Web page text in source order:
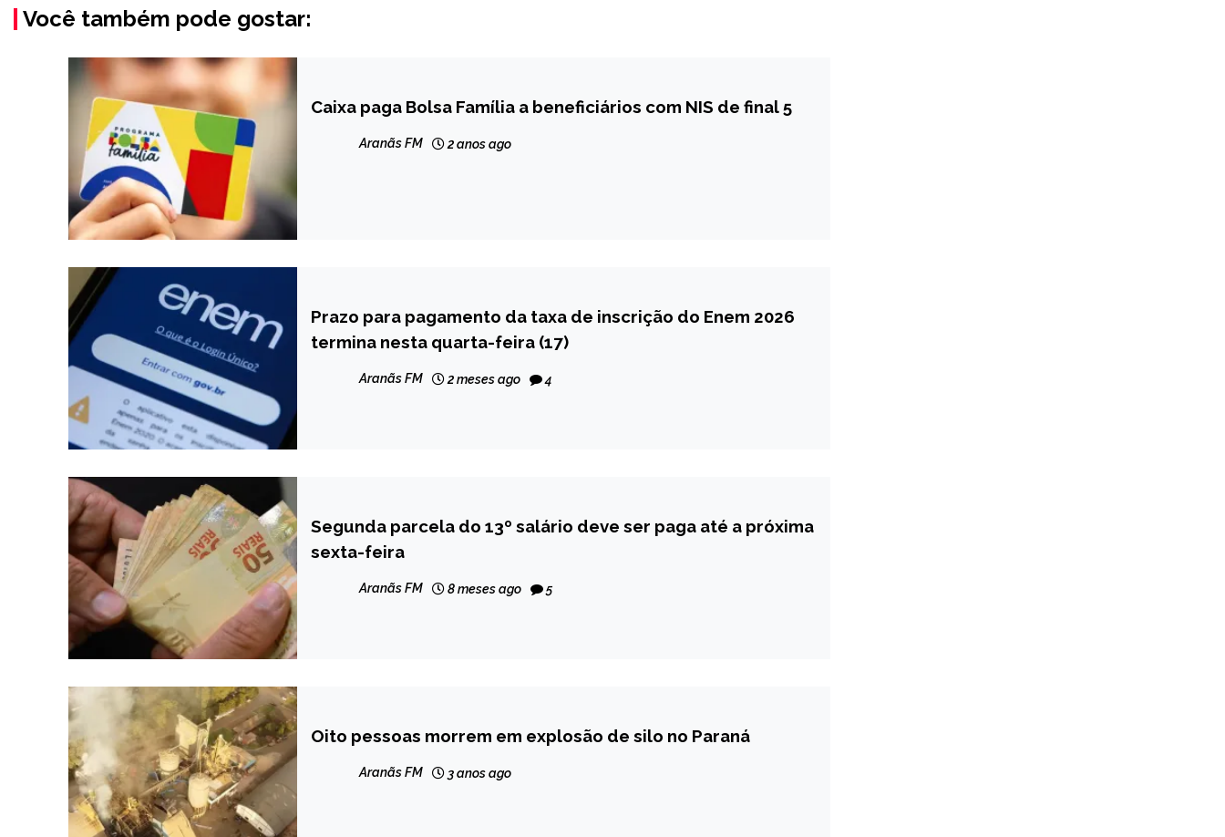
Você também pode gostar:
BRASIL
NOTÍCIAS
Caixa paga Bolsa Família a beneficiários com NIS de final 5
Aranãs FM 2 anos ago
BRASIL
NOTÍCIAS
Prazo para pagamento da taxa de inscrição do Enem 2026
termina nesta quarta-feira (17)
Aranãs FM 2 meses ago 4
BRASIL
NOTÍCIAS
Segunda parcela do 13º salário deve ser paga até a próxima
sexta-feira
Aranãs FM 8 meses ago 5
BRASIL
NOTÍCIAS
Oito pessoas morrem em explosão de silo no Paraná
Aranãs FM 3 anos ago